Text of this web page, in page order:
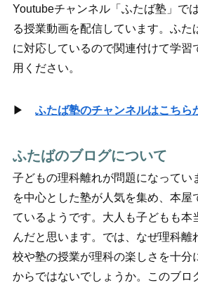
Youtubeチャンネル「ふたば塾」で
る授業動画を配信しています。ふた
に対応しているので関連付けて学習
用ください。
▶ふたば塾のチャンネルはこちら
ふたばのブログについて
子どもの理科離れが問題になってい
を中心とした塾が人気を集め、本屋
ているようです。大人も子どもも本
んだと思います。では、なぜ理科離
校や塾の授業が理科の楽しさを十分
からではないでしょうか。このブロ